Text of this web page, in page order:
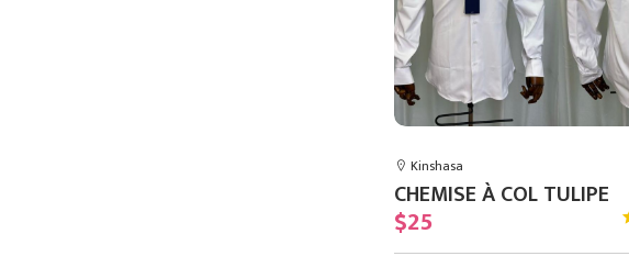
Kinshasa
CHEMISE À COL TULIPE
$25